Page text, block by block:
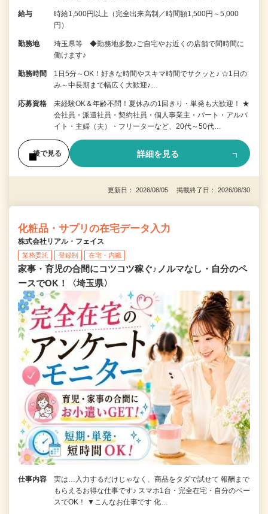
給与
時給1,500円以上（完全出来高制／時間額1,500円～5,000
円）
勤務地
埼玉県等 ◆勤務地多数♪ご自宅やお近くの店舗で間時間に
働けます♪
勤務時間
1日5分～OK！好きな時間やスキマ時間でサクッと♪ ☆1日の
み～中長期まで幅広く大歓迎♪…
応募資格
未経験OK＆年齢不問！夏休みの1回きり・単発も大歓迎！ ★
会社員・派遣社員・契約社員・個人事業主・パート・アルバ
イト・主婦（夫）・フリーターなど、20代～50代…
後で見る 詳細を見る
更新日： 2026/08/05 掲載終了日： 2026/08/30
化粧品・サプリの在宅データ入力
株式会社リアル・フェイス
業務委託 登録制 在宅・内職
家事・育児の合間にコツコツ稼ぐ♪ノルマなし・自分のペ
ースでOK！〈埼玉県〉
仕事内容
実は…入力するだけじゃなく、商品をタダで試せて 報酬まで
もらえるお得な仕事です♪ スマホ1台・完全在宅・自分のペー
スでOK！ ▼こんなお仕事です 化…